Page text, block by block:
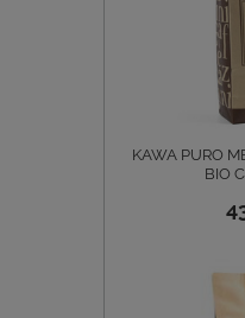
KAWA PURO
BIO